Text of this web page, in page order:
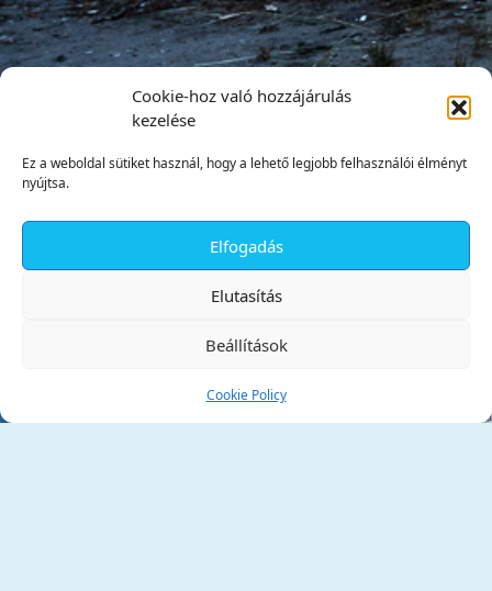
Cookie-hoz való hozzájárulás
kezelése
Ez a weboldal sütiket használ, hogy a lehető legjobb felhasználói élményt
nyújtsa.
Elfogadás
Elutasítás
Beállítások
Cookie Policy
Tata Város Önkormányzata
✕